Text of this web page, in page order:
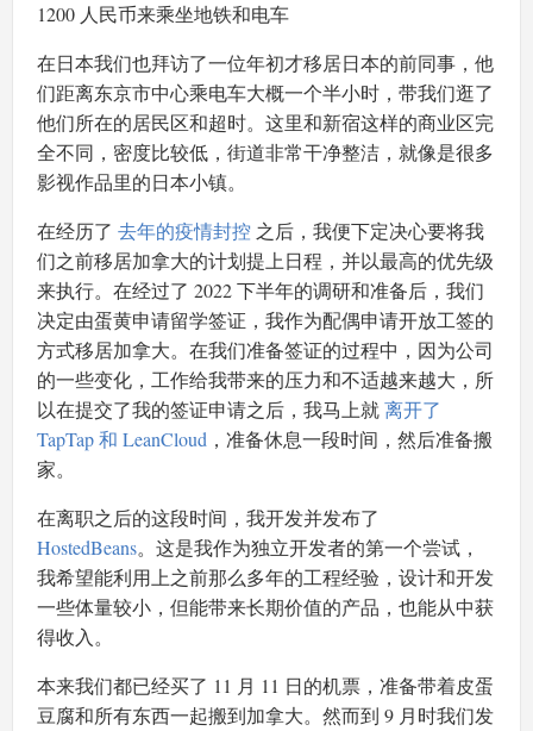
1200 人民币来乘坐地铁和电车
在日本我们也拜访了一位年初才移居日本的前同事，他
们距离东京市中心乘电车大概一个半小时，带我们逛了
他们所在的居民区和超时。这里和新宿这样的商业区完
全不同，密度比较低，街道非常干净整洁，就像是很多
影视作品里的日本小镇。
在经历了 去年的疫情封控 之后，我便下定决心要将我
们之前移居加拿大的计划提上日程，并以最高的优先级
来执行。在经过了 2022 下半年的调研和准备后，我们
决定由蛋黄申请留学签证，我作为配偶申请开放工签的
方式移居加拿大。在我们准备签证的过程中，因为公司
的一些变化，工作给我带来的压力和不适越来越大，所
以在提交了我的签证申请之后，我马上就离开了
TapTap 和 LeanCloud ，准备休息一段时间，然后准备搬
家。
在离职之后的这段时间，我开发并发布了
HostedBeans。这是我作为独立开发者的第一个尝试，
我希望能利用上之前那么多年的工程经验，设计和开发
一些体量较小，但能带来长期价值的产品，也能从中获
得收入。
本来我们都已经买了 11 月 11 日的机票，准备带着皮蛋
豆腐和所有东西一起搬到加拿大。然而到 9 月时我们发